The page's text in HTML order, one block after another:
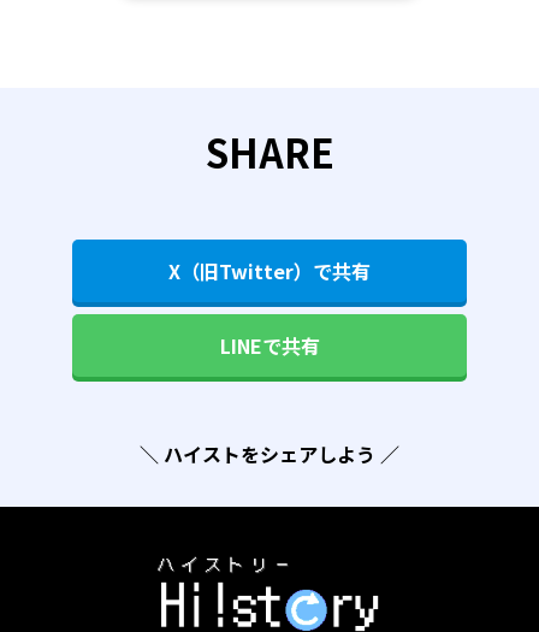
SHARE
X（旧Twitter）で共有
LINEで共有
＼ ハイストをシェアしよう ／